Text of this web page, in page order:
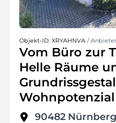
Objekt-ID: XRYAHNVA /
Vom Büro zur
Helle Räume
Wohnpotenzial
90482 Nürnberg